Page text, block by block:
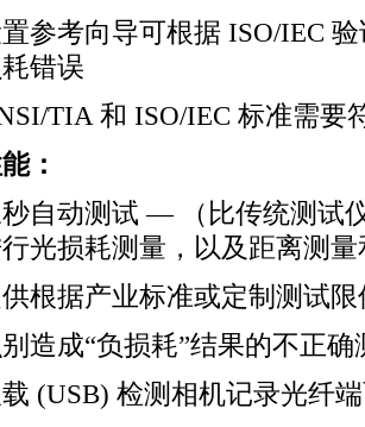
参考向导可根据 ISO/IEC
错误
TIA 和 ISO/IEC 标准需要
：
自动测试 — （比传统测试
光损耗测量，以及距离测
根据产业标准或定制测试
造成“负损耗”结果的不正确
(USB) 检测相机记录光纤